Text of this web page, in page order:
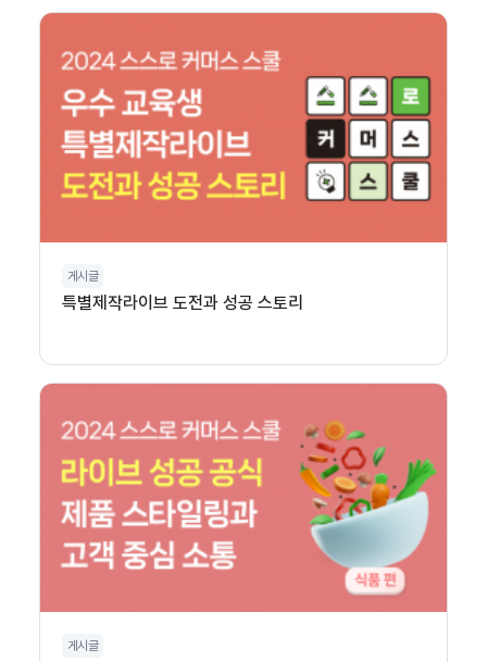
게시글
특별제작라이브 도전과 성공 스토리
게시글